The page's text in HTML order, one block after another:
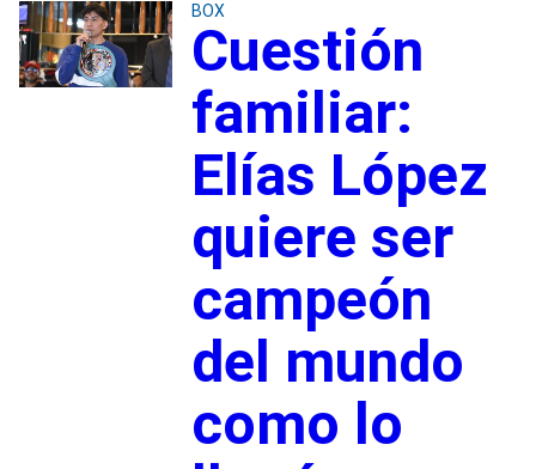
BOX
Cuestión
familiar:
Elías López
quiere ser
campeón
del mundo
como lo